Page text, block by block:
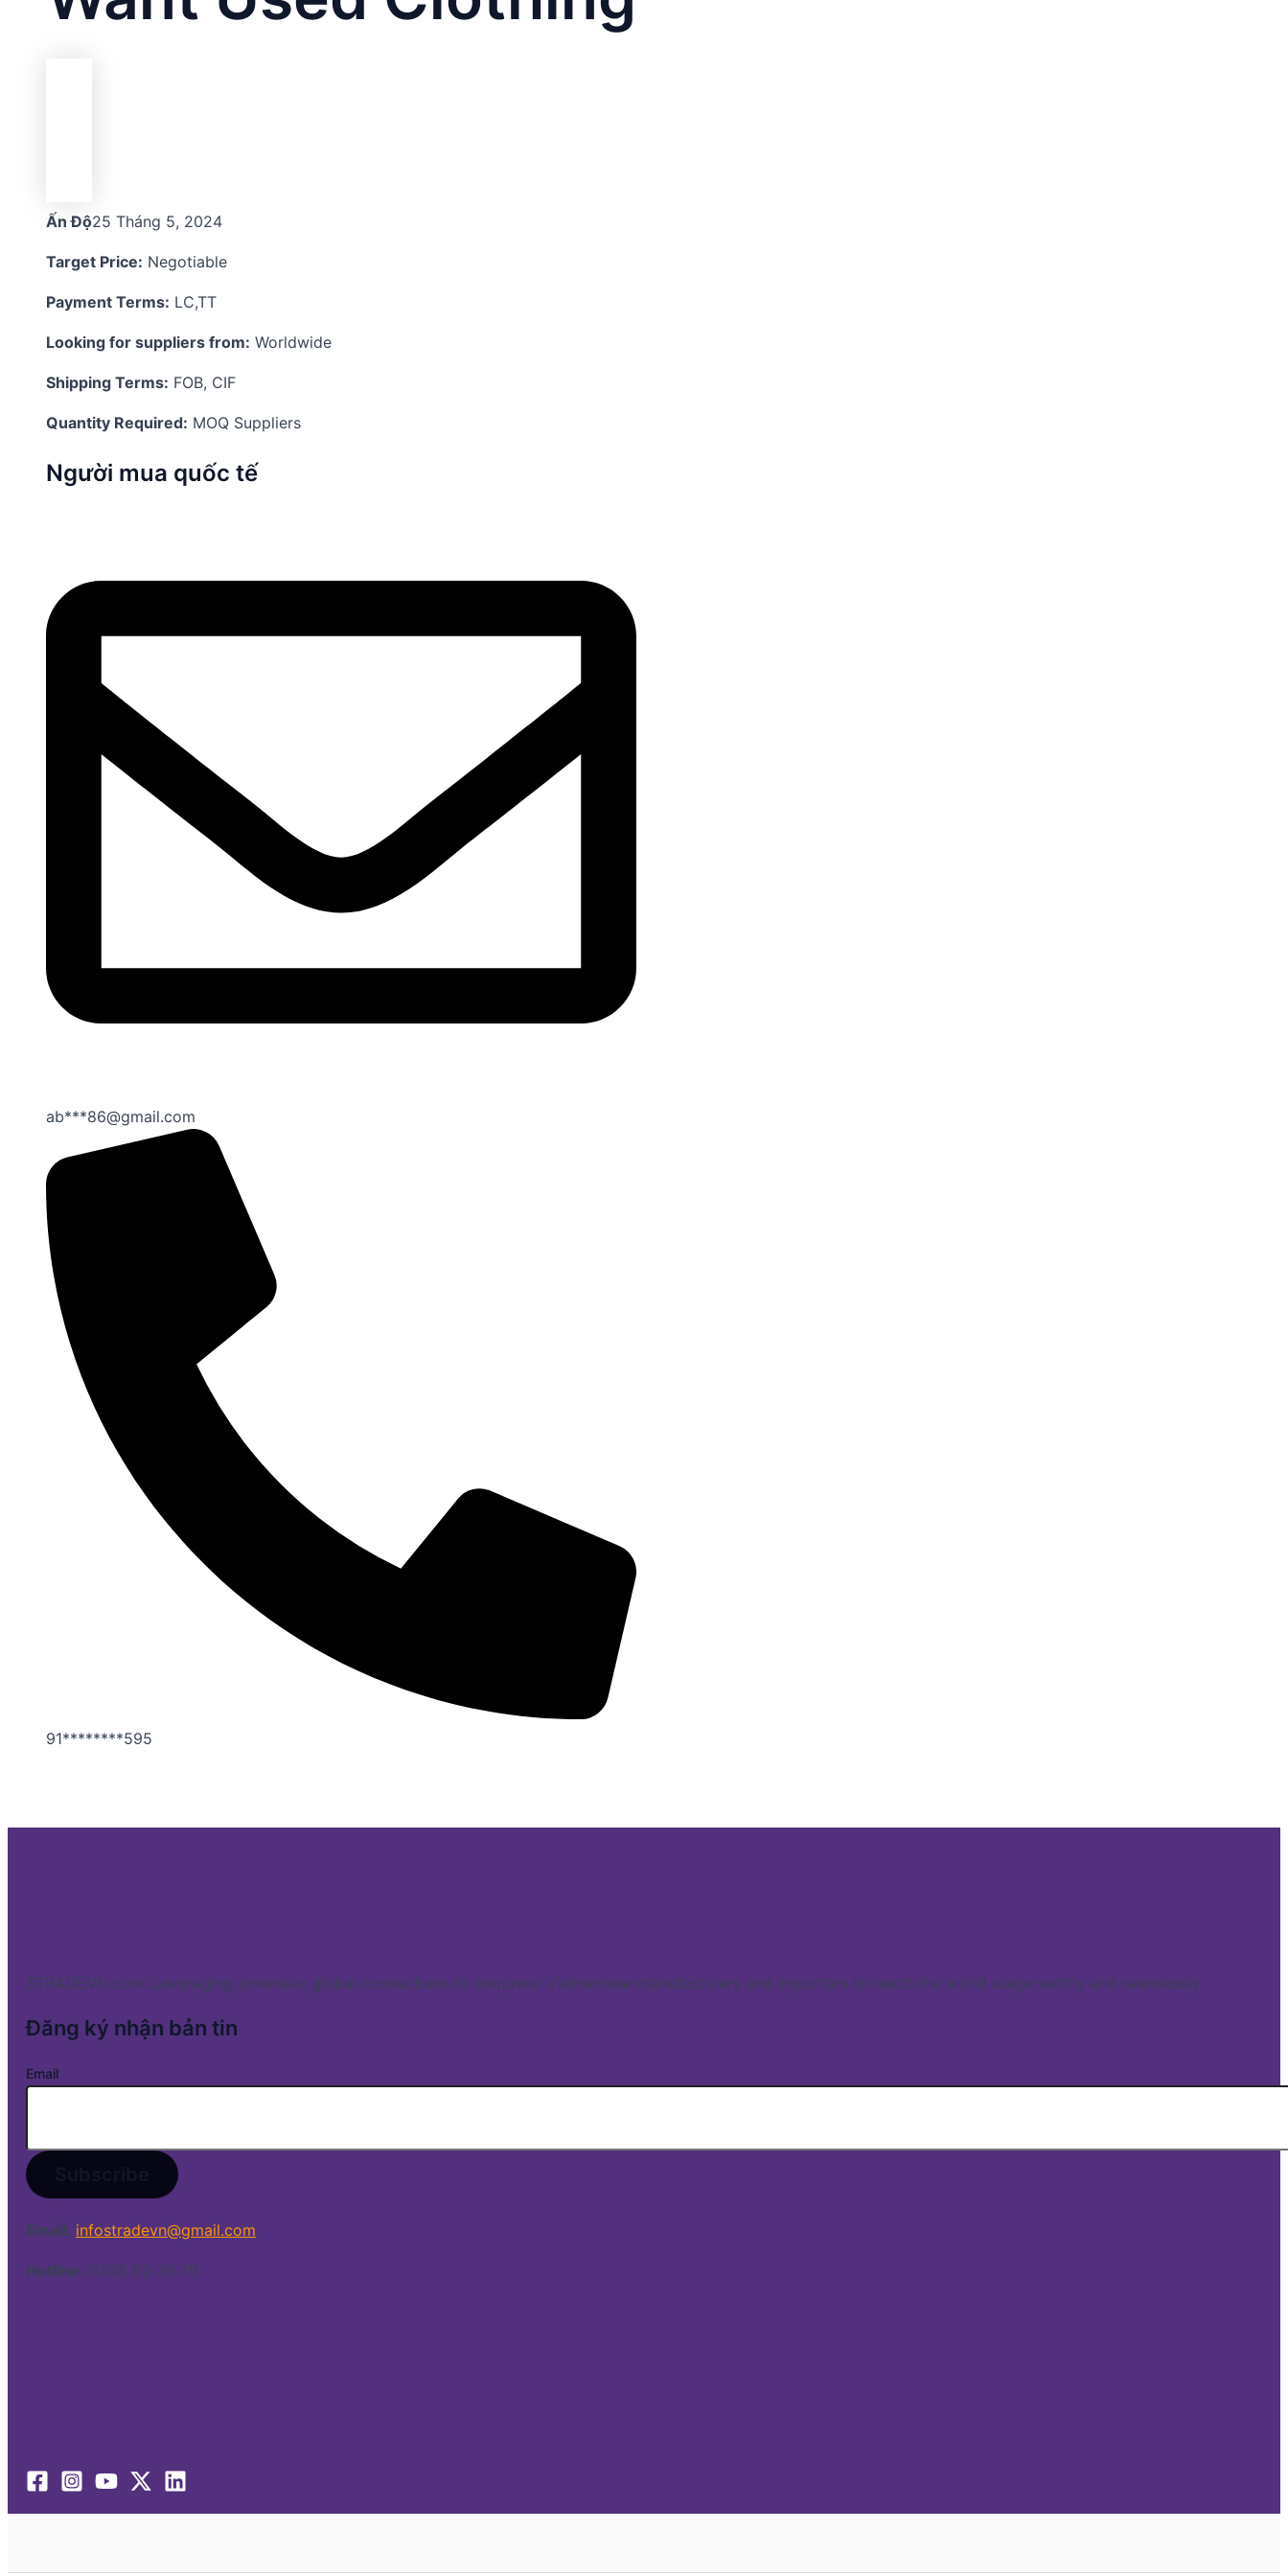
Ấn Độ25 Tháng 5, 2024
Target Price: Negotiable
Payment Terms: LC,TT
Looking for suppliers from: Worldwide
Shipping Terms: FOB, CIF
Quantity Required: MOQ Suppliers
Người mua quốc tế
ab***86@gmail.com
91********595
STRADEVN.com: Leveraging extensive global connections to empower Vietnamese manufacturers and importers to reach the world stage swiftly and seamlessly
Đăng ký nhận bản tin
Email
Email: infostradevn@gmail.com
Hotline: 0338 50 39 79